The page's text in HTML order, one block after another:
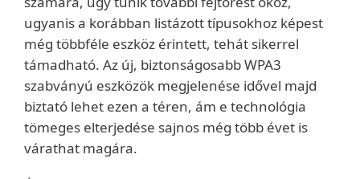
ugyanis a korábban listázott típusokhoz képest
még többféle eszköz érintett, tehát sikerrel
támadható. Az új, biztonságosabb WPA3
szabványú eszközök megjelenése idővel majd
biztató lehet ezen a téren, ám e technológia
tömeges elterjedése sajnos még több évet is
várathat magára.